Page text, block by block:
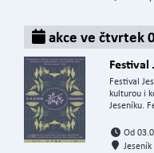
akce ve čtvrtek
Festival
kulturou i
Jeseníku.
Od